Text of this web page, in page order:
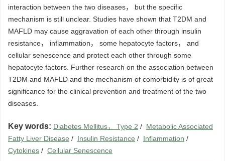
interaction between the two diseases， but the specific
mechanism is still unclear. Studies have shown that T2DM and
MAFLD may cause aggravation of each other through insulin
resistance， inflammation， some hepatocyte factors， and
cellular senescence and protect each other through some
hepatocyte factors. Further research on the association between
T2DM and MAFLD and the mechanism of comorbidity is of great
significance for the clinical prevention and treatment of the two
diseases.
Key words: Diabetes Mellitus， Type 2 / Metabolic Associated
Fatty Liver Disease / Insulin Resistance / Inflammation /
Cytokines / Cellular Senescence